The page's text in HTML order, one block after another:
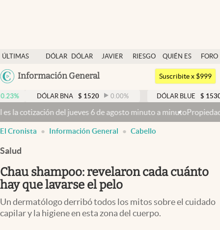
ÚLTIMAS
NOTICIAS
DÓLAR
DÓLAR
JAVIER
RIESGO
QUIÉN ES
QUIÉN
FORO
Argentina
México
USA
Información General
Dólar
Members
Economía y Política
Finanzas y Mercados
Mercados Online
Columnistas
Otras secciones
Apertura
Suscribite x $999
DÓLAR BNA $ 1520 0.00% DÓLAR BLUE $ 1530 -0.65
6 de agosto minuto a minutoPropiedad privada: con
El Cronista Información General Cabello
Salud
Chau shampoo: revelaron cada cuánto
hay que lavarse el pelo
Un dermatólogo derribó todos los mitos sobre el cuidado
capilar y la higiene en esta zona del cuerpo.